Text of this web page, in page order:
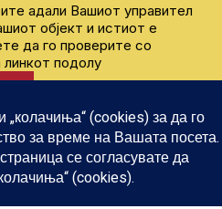
адали Вашиот управител
објект и истиот е
да го проверите со
подолу
комисија за домување